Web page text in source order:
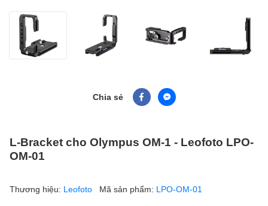
Chia sẻ
L-Bracket cho Olympus OM-1 - Leofoto LPO-
OM-01
Thương hiệu: Leofoto Mã sản phẩm: LPO-OM-01